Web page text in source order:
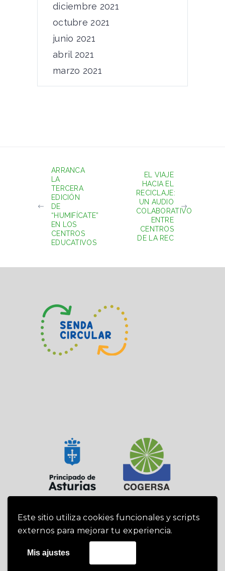
Este sitio utiliza cookies funcionales y scripts
externos para mejorar tu experiencia.
Mis ajustes
diciembre 2021
octubre 2021
junio 2021
abril 2021
marzo 2021
ARRANCA
LA
TERCERA
EDICIÓN
DE
“HUMIFÍCATE”
EN LOS
CENTROS
EDUCATIVOS
EL VIAJE
HACIA EL
RECICLAJE:
UN AUDIO
COLABORATIVO
ENTRE
CENTROS
DE LA REC
Cogersa 2019 -
Política de privacidad